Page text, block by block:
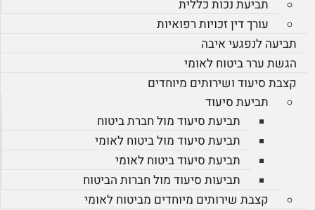
תביעת נכות כללית
עורך דין זכויות רפואיות
תביעה לנפגעי איבה
הגשת ערר ביטוח לאומי
קצבת סיעוד ושירותים מיוחדים
תביעת סיעוד
תביעת סיעוד מול חברת ביטוח
תביעת סיעוד מול ביטוח לאומי
תביעת סיעוד ביטוח לאומי
תביעות סיעוד מול חברות הביטוח
קצבת שירותים מיוחדים מביטוח לאומי